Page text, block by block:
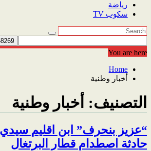
رياضة
سكوب TV
You are here
Home
أخبار وطنية
التصنيف: أخبار وطنية
“عزيز بنحرف” ابن اقليم
حادثة اصطدام قطار البرتغال